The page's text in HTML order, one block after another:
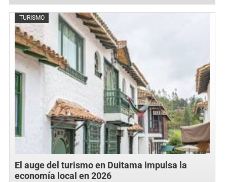
TURISMO
El auge del turismo en Duitama impulsa la
economía local en 2026
Posted
on